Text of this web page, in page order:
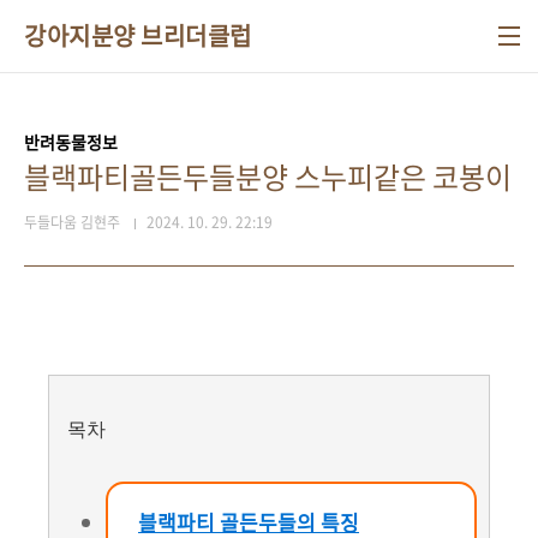
강아지분양 브리더클럽
반려동물정보
블랙파티골든두들분양 스누피같은 코봉이
두들다움 김현주 2024. 10. 29. 22:19
목차
블랙파티 골든두들의 특징